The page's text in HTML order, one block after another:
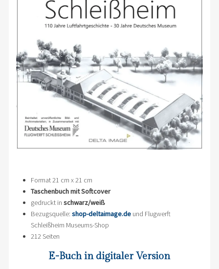
Format 21 cm x 21 cm
Taschenbuch mit Softcover
gedruckt in schwarz/weiß
Bezugsquelle: shop-deltaimage.deund Flugwerft
Schleißheim Museums-Shop
212 Seiten
E-Buch in digitaler Version